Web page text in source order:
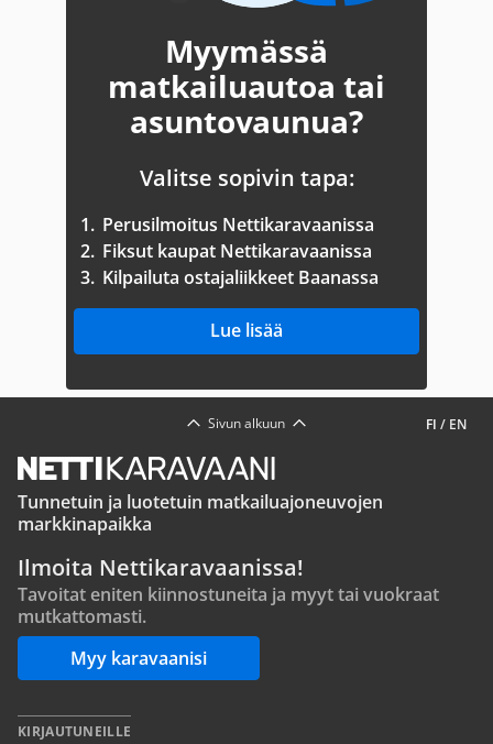
Myymässä
matkailuautoa tai
asuntovaunua?
Valitse sopivin tapa:
1. Perusilmoitus Nettikaravaanissa
2. Fiksut kaupat Nettikaravaanissa
3. Kilpailuta ostajaliikkeet Baanassa
Lue lisää
FI / EN
Sivun alkuun
Tunnetuin ja luotetuin matkailuajoneuvojen
markkinapaikka
Ilmoita Nettikaravaanissa!
Tavoitat eniten kiinnostuneita ja myyt tai vuokraat
mutkattomasti.
Myy karavaanisi
KIRJAUTUNEILLE